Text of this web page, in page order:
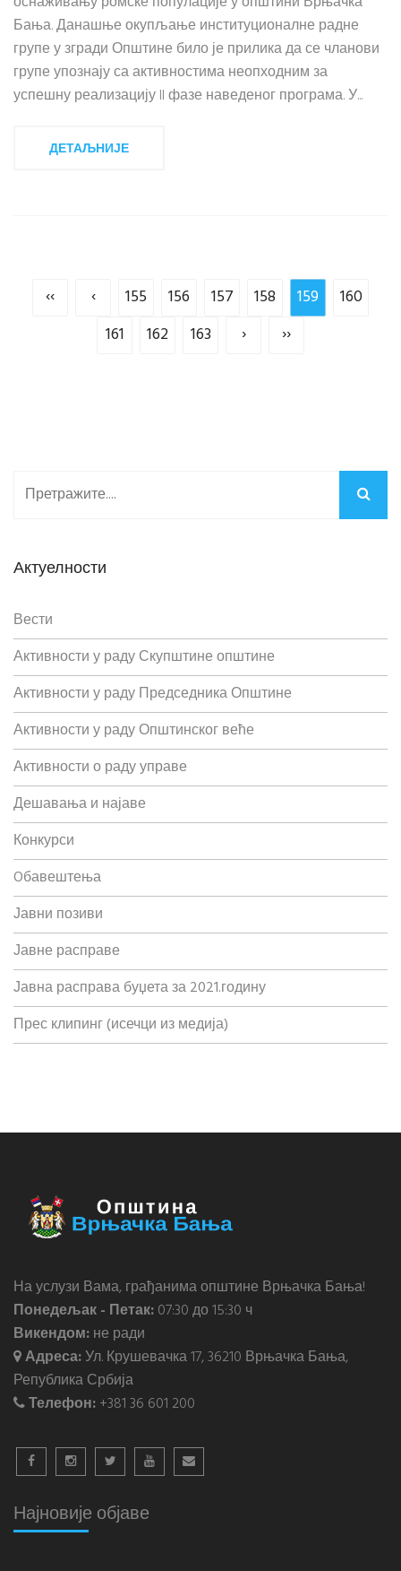
Бања. Данашње окупљање институционалне радне
групе у згради Општине било је прилика да се чланови
групе упознају са активностима неопходним за
успешну реализацију II фазе наведеног програма. У...
ДЕТАЉНИЈЕ
‹‹ ‹ 155 156 157 158 159
160
161
162 163 › ››
Актуелности
Вести
Активности у раду Скупштине општине
Активности у раду Председника Општине
Активности у раду Општинског веће
Активности о раду управе
Дешавања и најаве
Конкурси
Oбавештења
Јавни позиви
Јавне расправе
Јавна расправа буџета за 2021.годину
Прес клипинг (исечци из медија)
На услузи Вама, грађанима општине Врњачка Бања!
Понедељак - Петак:07:30 до 15:30 ч
Викендом:не ради
Адреса:Ул. Крушевачка 17, 36210 Врњачка Бања,
Република Србија
Телефон:+381 36 601 200
Најновије објаве